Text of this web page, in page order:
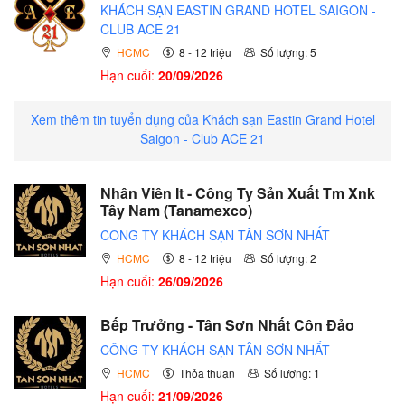
KHÁCH SẠN EASTIN GRAND HOTEL SAIGON -
CLUB ACE 21
HCMC 8 - 12 triệu Số lượng: 5
Hạn cuối: 20/09/2026
Xem thêm tin tuyển dụng của Khách sạn Eastin Grand Hotel
Saigon - Club ACE 21
Nhân Viên It - Công Ty Sản Xuất Tm Xnk
Tây Nam (Tanamexco)
CÔNG TY KHÁCH SẠN TÂN SƠN NHẤT
HCMC 8 - 12 triệu Số lượng: 2
Hạn cuối: 26/09/2026
Bếp Trưởng - Tân Sơn Nhất Côn Đảo
CÔNG TY KHÁCH SẠN TÂN SƠN NHẤT
HCMC Thỏa thuận Số lượng: 1
Hạn cuối: 21/09/2026